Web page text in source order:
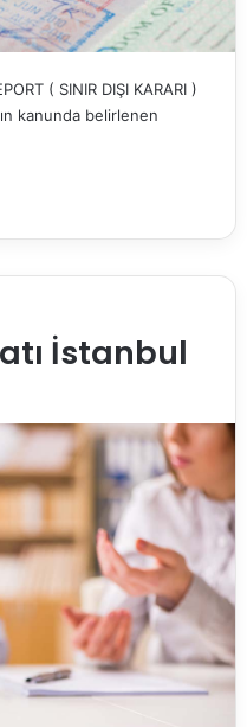
( SINIR DIŞI KARARI )
kanunda belirlenen
İstanbul